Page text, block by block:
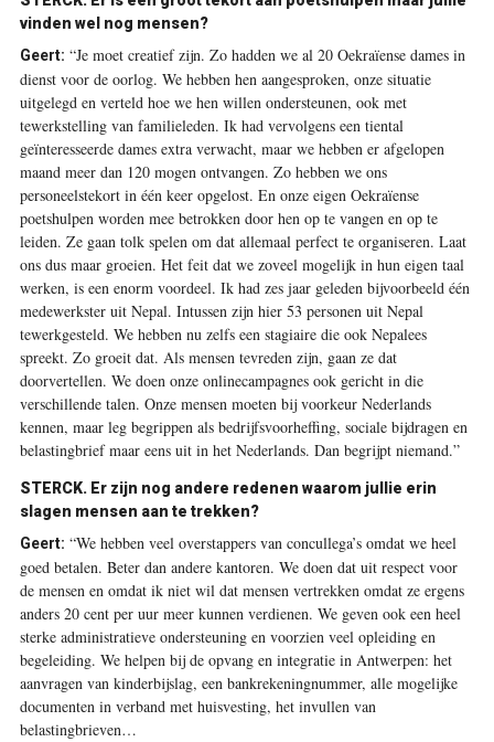
vinden wel nog mensen?
Geert: “Je moet creatief zijn. Zo hadden we al 20 Oekraïense dames in
dienst voor de oorlog. We hebben hen aangesproken, onze situatie
uitgelegd en verteld hoe we hen willen ondersteunen, ook met
tewerkstelling van familieleden. Ik had vervolgens een tiental
geïnteresseerde dames extra verwacht, maar we hebben er afgelopen
maand meer dan 120 mogen ontvangen. Zo hebben we ons
personeelstekort in één keer opgelost. En onze eigen Oekraïense
poetshulpen worden mee betrokken door hen op te vangen en op te
leiden. Ze gaan tolk spelen om dat allemaal perfect te organiseren. Laat
ons dus maar groeien. Het feit dat we zoveel mogelijk in hun eigen taal
werken, is een enorm voordeel. Ik had zes jaar geleden bijvoorbeeld één
medewerkster uit Nepal. Intussen zijn hier 53 personen uit Nepal
tewerkgesteld. We hebben nu zelfs een stagiaire die ook Nepalees
spreekt. Zo groeit dat. Als mensen tevreden zijn, gaan ze dat
doorvertellen. We doen onze onlinecampagnes ook gericht in die
verschillende talen. Onze mensen moeten bij voorkeur Nederlands
kennen, maar leg begrippen als bedrijfsvoorheffing, sociale bijdragen en
belastingbrief maar eens uit in het Nederlands. Dan begrijpt niemand.”
STERCK. Er zijn nog andere redenen waarom jullie erin
slagen mensen aan te trekken?
Geert: “We hebben veel overstappers van concullega’s omdat we heel
goed betalen. Beter dan andere kantoren. We doen dat uit respect voor
de mensen en omdat ik niet wil dat mensen vertrekken omdat ze ergens
anders 20 cent per uur meer kunnen verdienen. We geven ook een heel
sterke administratieve ondersteuning en voorzien veel opleiding en
begeleiding. We helpen bij de opvang en integratie in Antwerpen: het
aanvragen van kinderbijslag, een bankrekeningnummer, alle mogelijke
documenten in verband met huisvesting, het invullen van
belastingbrieven…